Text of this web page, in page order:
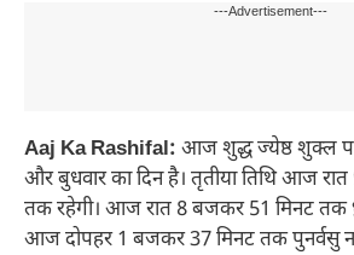
---Advertisement---
Aaj Ka Rashifal: आज शुद्ध ज्येष्ठ शुक्ल
और बुधवार का दिन है। तृतीया तिथि आज
तक रहेगी। आज रात 8 बजकर 51 मिनट तक
आज दोपहर 1 बजकर 37 मिनट तक पुनर्वसु